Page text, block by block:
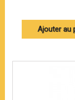
Ajouter au